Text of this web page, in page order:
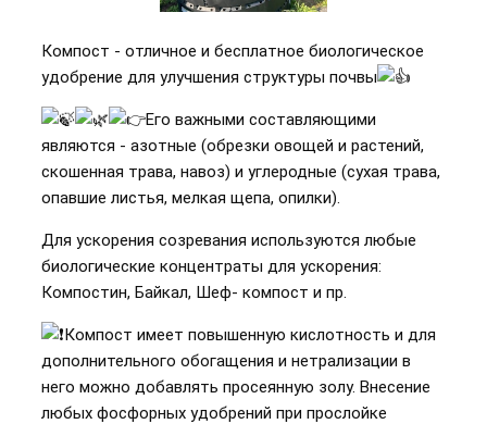
Компост - отличное и бесплатное биологическое
удобрение для улучшения структуры почвы
Его важными составляющими
являются - азотные (обрезки овощей и растений,
скошенная трава, навоз) и углеродные (сухая трава,
опавшие листья, мелкая щепа, опилки).
Для ускорения созревания используются любые
биологические концентраты для ускорения:
Компостин, Байкал, Шеф- компост и пр.
Компост имеет повышенную кислотность и для
дополнительного обогащения и нетрализации в
него можно добавлять просеянную золу. Внесение
любых фосфорных удобрений при прослойке